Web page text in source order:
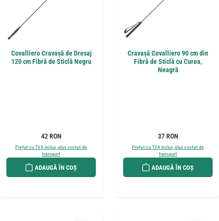
Covalliero Cravașă de Dresaj
120 cm Fibră de Sticlă Negru
Preț obișnuit:
42 RON
Prețuri cu TVA inclus, plus costuri de
transport
ADAUGĂ ÎN COȘ
Cravașă Covalliero 90 cm din
Fibră de Sticlă cu Curea,
Neagră
Preț obișnuit:
37 RON
Prețuri cu TVA inclus, plus costuri de
transport
ADAUGĂ ÎN COȘ